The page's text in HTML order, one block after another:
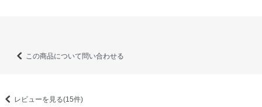
この商品について問い合わせる
レビューを見る(15件)